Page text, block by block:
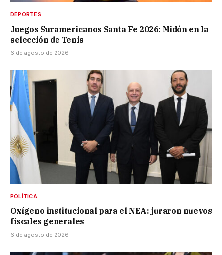
DEPORTES
Juegos Suramericanos Santa Fe 2026: Midón en la
selección de Tenis
6 de agosto de 2026
POLÍTICA
Oxígeno institucional para el NEA: juraron nuevos
fiscales generales
6 de agosto de 2026